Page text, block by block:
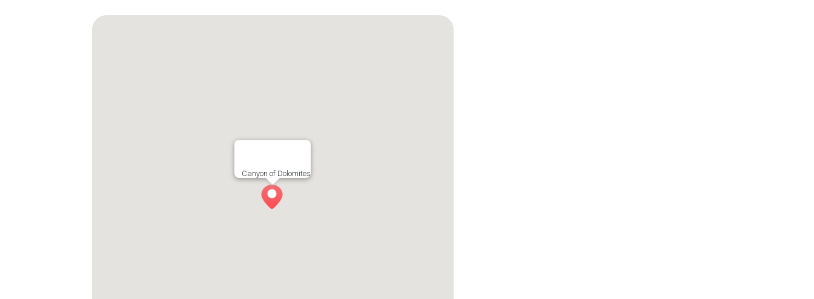
Canyon of Dolomites